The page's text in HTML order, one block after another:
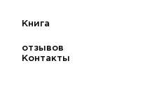
Книга
отзывов
Контакты